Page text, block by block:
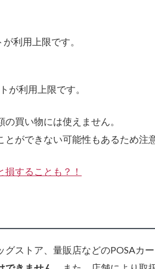
利用上限です。
が利用上限です。
買い物には使えません。
ができない可能性もあるため注
することも？！
ストア、量販店などのPOSAカ